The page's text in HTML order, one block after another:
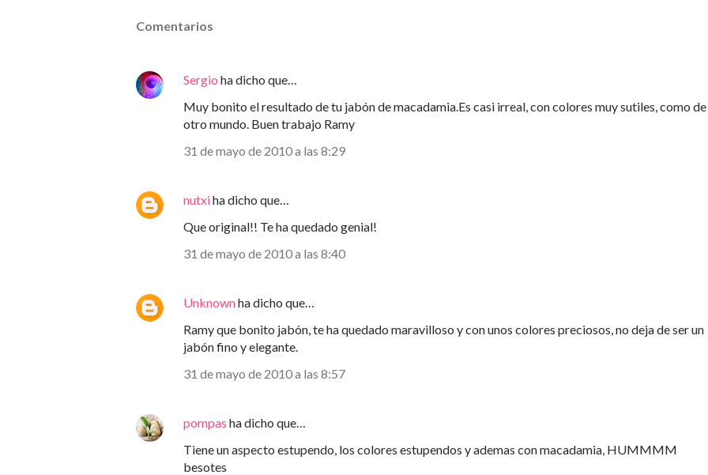
Comentarios
Sergio ha dicho que…
Muy bonito el resultado de tu jabón de macadamia.Es casi irreal, con colores muy sutiles, como de
otro mundo. Buen trabajo Ramy
31 de mayo de 2010 a las 8:29
nutxiha dicho que…
Que original!! Te ha quedado genial!
31 de mayo de 2010 a las 8:40
Unknownha dicho que…
Ramy que bonito jabón, te ha quedado maravilloso y con unos colores preciosos, no deja de ser un
jabón fino y elegante.
31 de mayo de 2010 a las 8:57
pompas ha dicho que…
Tiene un aspecto estupendo, los colores estupendos y ademas con macadamia, HUMMMM
besotes